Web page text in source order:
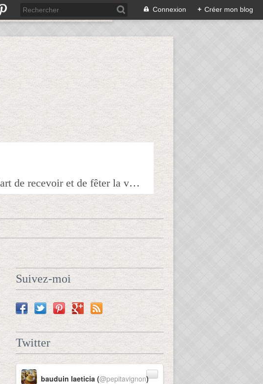
Connexion + Créer mon blog
Bienvenue sur mon blog à tous ceux qui ont envie de partager l'art de recevoir et de fêter la veille le lendemain.Pour tous les épicuriens, hédonistes et autres amoureux de la bonne chair!!!!j'espère que vous trouverez mes astuces et mes recettes amusantes et que vous prendrez plaisir à les réaliser.n'hésitez surtout pas à me laisser vos réactions ou vos suggestions pour que tout le monde en profite!!!allez maintenant tous à table!!! Pepitavignon.
Suivez-moi
Twitter
bauduin laeticia (@pepitavignon)